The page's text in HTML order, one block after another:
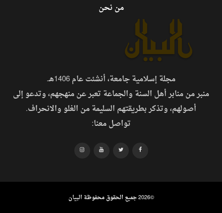
من نحن
مجلة إسلامية جامعة، أنشئت عام 1406هـ.
منبر من منابر أهل السنة والجماعة تعبر عن منهجهم، وتدعو إلى
أصولهم، وتذكر بطريقتهم السليمة من الغلو والانحراف.
تواصل معنا:
©2026 جميع الحقوق محفوظة البيان